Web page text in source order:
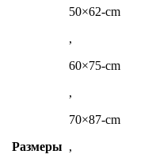
Размеры
50×62-cm
,
60×75-cm
,
70×87-cm
,